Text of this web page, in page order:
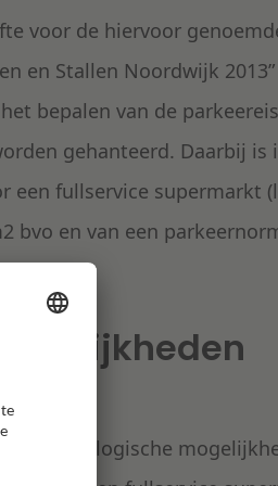
voor de hiervoor
en Stallen Noordwijk
bepalen van de
gehanteerd. Daarbij is
een fullservice supermarkt
bvo en van een
planologische